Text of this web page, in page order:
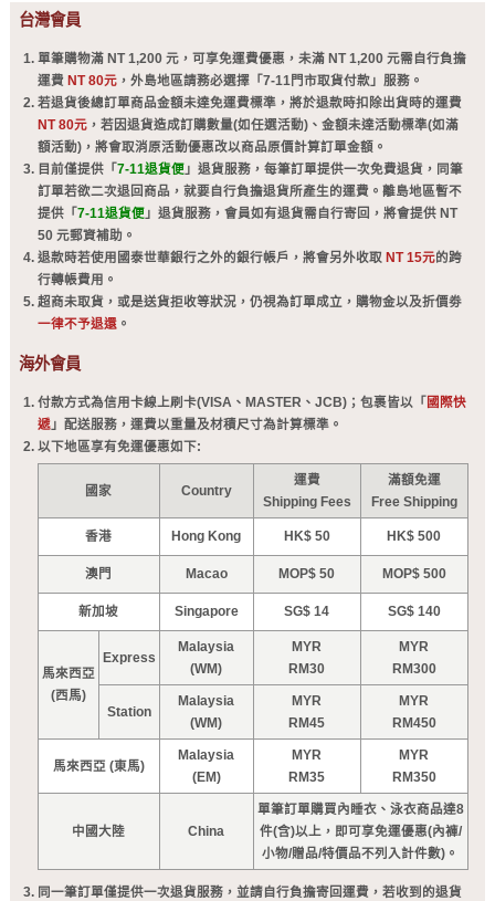
台灣會員
單筆購物滿 NT 1,200 元，可享免運費優惠，未滿 NT 1,200 元需自行負擔
運費 NT 80元，外島地區請務必選擇「7-11門市取貨付款」服務。
若退貨後總訂單商品金額未達免運費標準，將於退款時扣除出貨時的運費
NT 80元，若因退貨造成訂購數量(如任選活動)、金額未達活動標準(如滿
額活動)，將會取消原活動優惠改以商品原價計算訂單金額。
目前僅提供「 7-11退貨便」退貨服務，每筆訂單提供一次免費退貨，同筆
訂單若欲二次退回商品，就要自行負擔退貨所產生的運費。離島地區暫不
提供「 7-11退貨便」退貨服務，會員如有退貨需自行寄回，將會提供 NT
50 元郵資補助。
退款時若使用國泰世華銀行之外的銀行帳戶，將會另外收取 NT 15元的跨
行轉帳費用。
超商未取貨，或是送貨拒收等狀況，仍視為訂單成立，購物金以及折價劵
一律不予退還。
海外會員
付款方式為信用卡線上刷卡(VISA、MASTER、JCB)；包裹皆以「 國際快
遞」配送服務，運費以重量及材積尺寸為計算標準。
以下地區享有免運優惠如下:
國家 Country
運費
Shipping Fees
滿額免運
Free Shipping
香港 Hong Kong HK$ 50 HK$ 500
澳門 Macao MOP$ 50 MOP$ 500
新加坡 Singapore SG$ 14 SG$ 140
馬來西亞
(西馬)
Express
Malaysia
(WM)
MYR
RM30
MYR
RM300
Station
Malaysia
(WM)
MYR
RM45
MYR
RM450
馬來西亞 (東馬)
Malaysia
(EM)
MYR
RM35
MYR
RM350
中國大陸 China
單筆訂單購買內睡衣、泳衣商品達8
件(含)以上，即可享免運優惠(內褲/
小物/贈品/特價品不列入計件數)。
同一筆訂單僅提供一次退貨服務，並請自行負擔寄回運費，若收到的退貨